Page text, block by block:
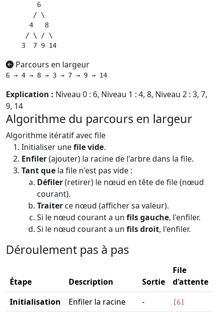
        6
       / \
      4   8
     / \ / \
    3  7 9 14
Parcours en largeur
6 → 4 → 8 → 3 → 7 → 9 → 14
Explication : Niveau 0 : 6, Niveau 1 : 4, 8, Niveau 2 : 3, 7,
9, 14
Algorithme du parcours en largeur
Algorithme itératif avec file
Initialiser unefile vide.
Enfiler(ajouter) la racine de l'arbre dans la file.
Tant que la file n'est pas vide :
Défiler(retirer) le nœud en tête de file (nœud
courant).
Traiter ce nœud (afficher sa valeur).
Si le nœud courant a un fils gauche, l'enfiler.
Si le nœud courant a un fils droit, l'enfiler.
Déroulement pas à pas
Étape Description Sortie
File
d'attente
Initialisation
Enfiler la racine - [6]